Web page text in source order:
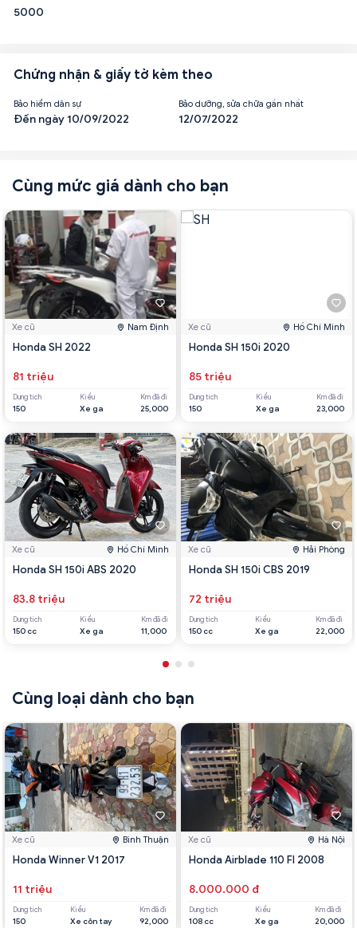
5000
Chứng nhận & giấy tờ kèm theo
Bảo hiểm dân sự
Đến ngày 10/09/2022
Bảo dưỡng, sửa chữa gần nhất
12/07/2022
Cùng mức giá dành cho bạn
Xe cũ Nam Định
Honda SH 2022
81 triệu
Dung tích
150
Kiểu
Xe ga
Km đã đi
25,000
Xe cũ Hồ Chí Minh
Honda SH 150i ABS 2020
83.8 triệu
Dung tích
150 cc
Kiểu
Xe ga
Km đã đi
11,000
Xe cũ Hồ Chí Minh
Honda SH 150i 2020
85 triệu
Dung tích
150
Kiểu
Xe ga
Km đã đi
23,000
Xe cũ Hải Phòng
Honda SH 150i CBS 2019
72 triệu
Dung tích
150 cc
Kiểu
Xe ga
Km đã đi
22,000
Cùng loại dành cho bạn
Xe cũ Bình Thuận
Honda Winner V1 2017
11 triệu
Dung tích
150
Kiểu
Xe côn tay
Km đã đi
92,000
Xe cũ Hà Nội
Honda Airblade 110 FI 2008
8.000.000 đ
Dung tích
108 cc
Kiểu
Xe ga
Km đã đi
20,000